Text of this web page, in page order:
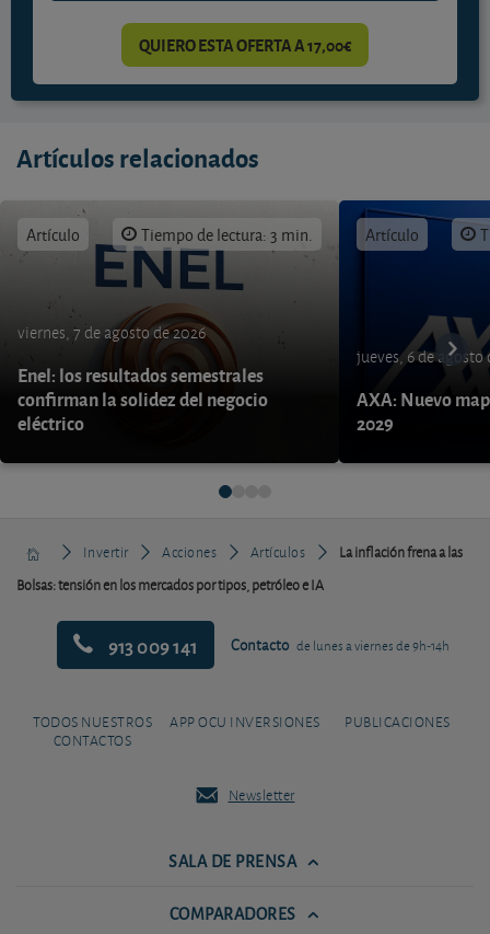
QUIERO ESTA OFERTA A 17,00€
Artículos relacionados
Artículo Tiempo de lectura: 3 min.
viernes, 7 de agosto de 2026
Enel: los resultados semestrales
confirman la solidez del negocio
eléctrico
Artículo
jueves, 6 de agosto
AXA: Nuevo
2029
Invertir Acciones Artículos
La inflación frena a las
Bolsas: tensión en los mercados por tipos, petróleo e IA
913 009 141 Contacto de lunes a viernes de 9h-14h
TODOS NUESTROS
CONTACTOS
APP OCU INVERSIONES PUBLICACIONES
Newsletter
SALA DE PRENSA
COMPARADORES